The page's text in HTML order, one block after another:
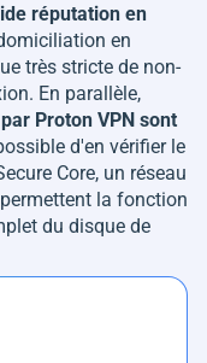
réputation en
en
très stricte de non-
En parallèle,
Proton VPN sont
d'en vérifier le
Core, un réseau
la fonction
du disque de